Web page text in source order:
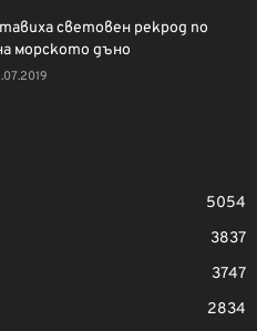
световен рекрод по
морското дъно
5054
3837
3747
2834